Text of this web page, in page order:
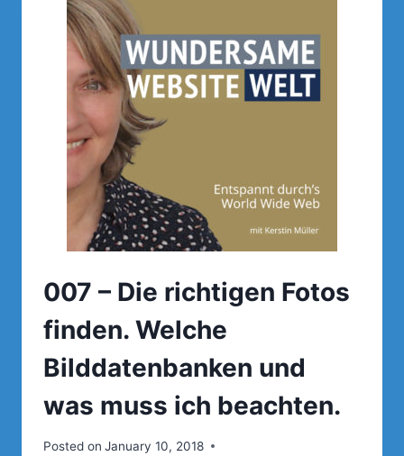
S ER
ZÄHLE IC
H DI
R.
007 – Die richtigen Fotos
finden. Welche
Bilddatenbanken und
was muss ich beachten.
Posted on January 10, 2018